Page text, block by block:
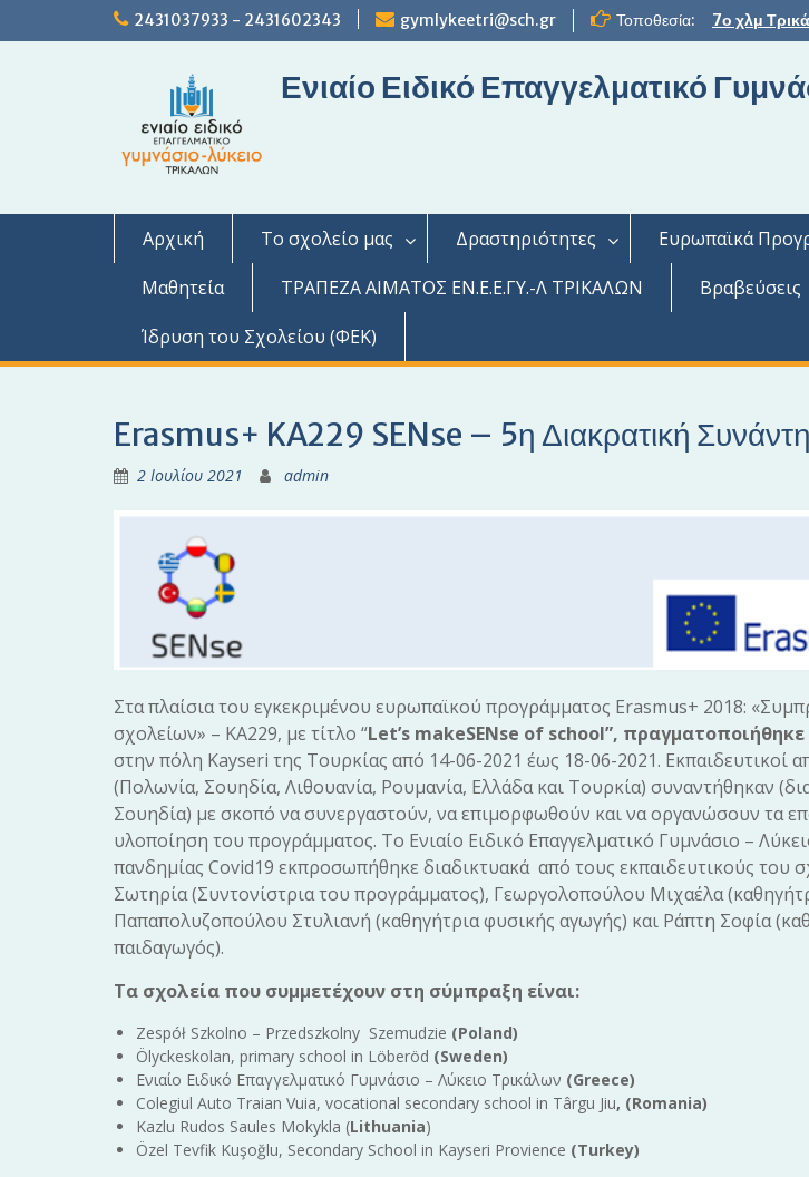
2431037933 - 2431602343 gymlykeetri@sch.gr Τοποθεσία: 7ο χλμ
Ενιαίο Ειδικό Επαγγελματικό
Αρχική Το σχολείο μας Δραστηριότητες Ευρωπαϊκά
Μαθητεία
ΤΡΑΠΕΖΑ ΑΙΜΑΤΟΣ ΕΝ.Ε.Ε.ΓΥ.-Λ ΤΡΙΚΑΛΩΝ Βραβεύσεις
Ίδρυση του Σχολείου (ΦΕΚ)
Erasmus+ KA229 SENse – 5η Διακρατική
2 Ιουλίου 2021 admin
Στα πλαίσια του εγκεκριμένου ευρωπαϊκού προγράμματος Erasmus+ 2018:
σχολείων» – ΚΑ229, με τίτλο “Let’s makeSENse of school”, πραγματοποιήθηκε
στην πόλη Kayseri της Τουρκίας από 14-06-2021 έως 18-06-2021. Εκπαιδευτικοί
(Πολωνία, Σουηδία, Λιθουανία, Ρουμανία, Ελλάδα και Τουρκία) συναντήθηκαν
Σουηδία) με σκοπό να συνεργαστούν, να επιμορφωθούν και να οργανώσουν τα
υλοποίηση του προγράμματος. Το Ενιαίο Ειδικό Επαγγελματικό Γυμνάσιο –
πανδημίας Covid19 εκπροσωπήθηκε διαδικτυακά από τους εκπαιδευτικούς του
Σωτηρία (Συντονίστρια του προγράμματος), Γεωργολοπούλου Μιχαέλα
Παπαπολυζοπούλου Στυλιανή (καθηγήτρια φυσικής αγωγής) και Ράπτη Σοφία
παιδαγωγός).
Τα σχολεία που συμμετέχουν στη σύμπραξη είναι:
Zespół Szkolno – Przedszkolny Szemudzie (Poland)
Ölyckeskolan, primary school in Löberöd (Sweden)
Ενιαίο Ειδικό Επαγγελματικό Γυμνάσιο – Λύκειο Τρικάλων (Greece)
Colegiul Auto Traian Vuia, vocational secondary school in Târgu Jiu, (Romania)
Kazlu Rudos Saules Mokykla (Lithuania)
Özel Tevfik Kuşoğlu, Secondary School in Kayseri Provience (Turkey)